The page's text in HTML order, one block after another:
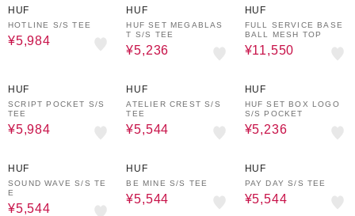
HUF
HOTLINE S/S TEE
¥5,984
HUF
HUF SET MEGABLAS
T S/S TEE
¥5,236
HUF
FULL SERVICE BASE
BALL MESH TOP
¥11,550
HUF
SCRIPT POCKET S/S
TEE
¥5,984
HUF
ATELIER CREST S/S
TEE
¥5,544
HUF
HUF SET BOX LOGO
S/S POCKET
¥5,236
HUF
SOUND WAVE S/S TE
E
¥5,544
HUF
BE MINE S/S TEE
¥5,544
HUF
PAY DAY S/S TEE
¥5,544